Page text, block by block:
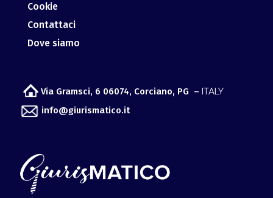
Cookie
Contattaci
Dove siamo
Via Gramsci, 6 06074, Corciano, PG – ITALY
info@giurismatico.it